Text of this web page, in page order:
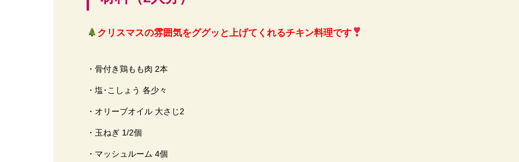
クリスマスの雰囲気をググッと上げてくれるチキン料理です
・骨付き鶏もも肉 2本
・塩･こしょう 各少々
・オリーブオイル 大さじ2
・玉ねぎ 1/2個
・マッシュルーム 4個